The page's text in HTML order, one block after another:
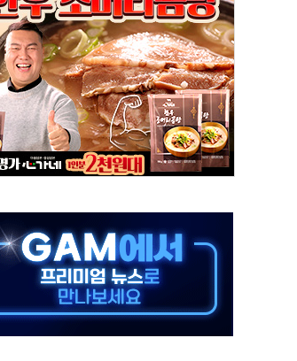
역 지원 협약
용권 획득
우려 지정예고 총 63개
심
릭터가 AI로 플레이한다
벤트 진행
증...이주 대란도 제한적